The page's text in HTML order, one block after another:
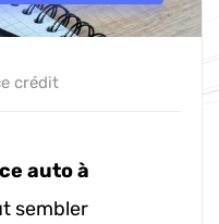
crédit
auto à
sembler